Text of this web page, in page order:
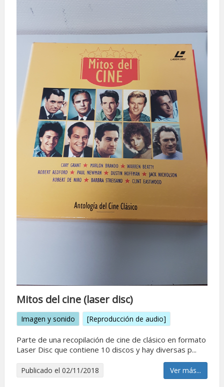
Mitos del cine (laser disc)
Imagen y sonido [Reproducción de audio]
Parte de una recopilación de cine de clásico en formato
Laser Disc que contiene 10 discos y hay diversas p...
Publicado el 02/11/2018 Ver más...